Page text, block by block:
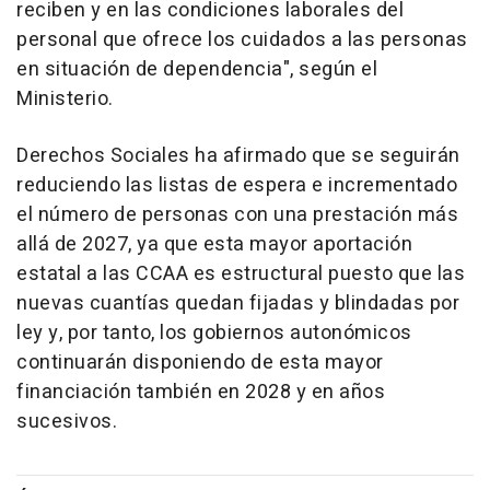
reciben y en las condiciones laborales del
personal que ofrece los cuidados a las personas
en situación de dependencia", según el
Ministerio.
Derechos Sociales ha afirmado que se seguirán
reduciendo las listas de espera e incrementado
el número de personas con una prestación más
allá de 2027, ya que esta mayor aportación
estatal a las CCAA es estructural puesto que las
nuevas cuantías quedan fijadas y blindadas por
ley y, por tanto, los gobiernos autonómicos
continuarán disponiendo de esta mayor
financiación también en 2028 y en años
sucesivos.